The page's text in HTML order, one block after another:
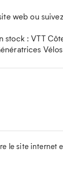
web ou
stock : VTT
le site internet